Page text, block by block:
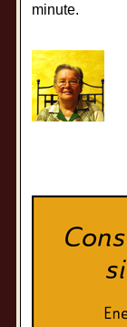
minute.